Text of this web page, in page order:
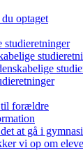
optaget
studieretninger
forældre
at gå i
vi op om